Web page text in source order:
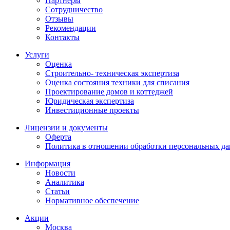
Сотрудничество
Отзывы
Рекомендации
Контакты
Услуги
Оценка
Строительно- техническая экспертиза
Оценка состояния техники для списания
Проектирование домов и коттеджей
Юридическая экспертиза
Инвестиционные проекты
Лицензии и документы
Оферта
Политика в отношении обработки персональных
Информация
Новости
Аналитика
Статьи
Нормативное обеспечение
Акции
Москва